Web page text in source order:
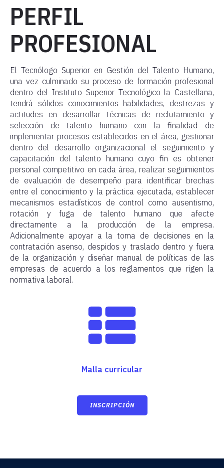
PERFIL
PROFESIONAL
El Tecnólogo Superior en Gestión del Talento Humano,
una vez culminado su proceso de formación profesional
dentro del Instituto Superior Tecnológico la Castellana,
tendrá sólidos conocimientos habilidades, destrezas y
actitudes en desarrollar técnicas de reclutamiento y
selección de talento humano con la finalidad de
implementar procesos establecidos en el área, gestionar
dentro del desarrollo organizacional el seguimiento y
capacitación del talento humano cuyo fin es obtener
personal competitivo en cada área, realizar seguimientos
de evaluación de desempeño para identificar brechas
entre el conocimiento y la práctica ejecutada, establecer
mecanismos estadísticos de control como ausentismo,
rotación y fuga de talento humano que afecte
directamente a la producción de la empresa.
Adicionalmente apoyar a la toma de decisiones en la
contratación asenso, despidos y traslado dentro y fuera
de la organización y diseñar manual de políticas de las
empresas de acuerdo a los reglamentos que rigen la
normativa laboral.
Malla curricular
INSCRIPCIÓN